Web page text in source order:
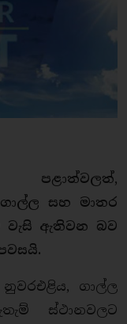
සහ මාතර
වැසි ඇතිවන බව
ගාල්ල
ස්ථානවලට